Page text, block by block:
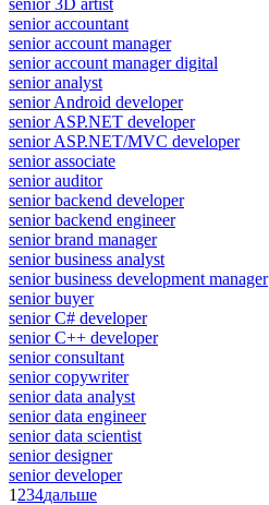
senior accountant
senior account manager
senior account manager digital
senior analyst
senior Android developer
senior ASP.NET developer
senior ASP.NET/MVC developer
senior associate
senior auditor
senior backend developer
senior backend engineer
senior brand manager
senior business analyst
senior business development manager
senior buyer
senior C# developer
senior C++ developer
senior consultant
senior copywriter
senior data analyst
senior data engineer
senior data scientist
senior designer
senior developer
1 234дальше